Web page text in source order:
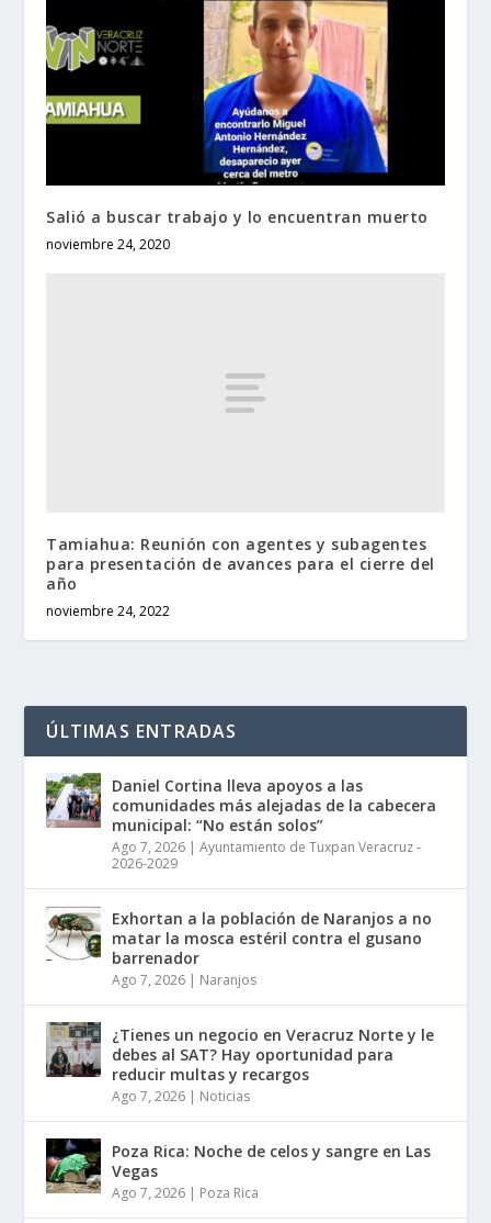
Salió a buscar trabajo y lo encuentran muerto
noviembre 24, 2020
Tamiahua: Reunión con agentes y subagentes
para presentación de avances para el cierre del
año
noviembre 24, 2022
ÚLTIMAS ENTRADAS
Daniel Cortina lleva apoyos a las
comunidades más alejadas de la cabecera
municipal: “No están solos”
Ago 7, 2026 |Ayuntamiento de Tuxpan Veracruz -
2026-2029
Exhortan a la población de Naranjos a no
matar la mosca estéril contra el gusano
barrenador
Ago 7, 2026 | Naranjos
¿Tienes un negocio en Veracruz Norte y le
debes al SAT? Hay oportunidad para
reducir multas y recargos
Ago 7, 2026 | Noticias
Poza Rica: Noche de celos y sangre en Las
Vegas
Ago 7, 2026 | Poza Rica